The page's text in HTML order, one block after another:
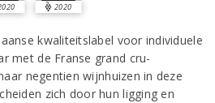
2020
kwaliteitslabel voor individuele
met de Franse grand cru-
negentien wijnhuizen in deze
zich door hun ligging en